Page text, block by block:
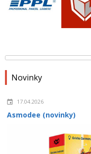
Novinky
17.04.2026
Asmodee (novinky)